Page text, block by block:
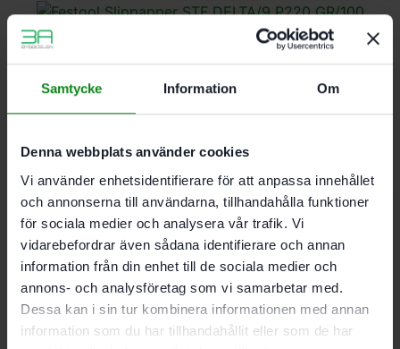
Samtycke Information Om
Denna webbplats använder cookies
Vi använder enhetsidentifierare för att anpassa innehållet
och annonserna till användarna, tillhandahålla funktioner
för sociala medier och analysera vår trafik. Vi
vidarebefordrar även sådana identifierare och annan
information från din enhet till de sociala medier och
annons- och analysföretag som vi samarbetar med.
Dessa kan i sin tur kombinera informationen med annan
information som du har tillhandahållit eller som de har
Festool Slippapper STF
DELTA/9 P220 GR/100
747kr
Festool Slippapper STF
DELTA/9 P180 GR/100
Granat